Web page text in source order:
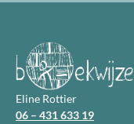
Eline Rottier
06 – 431 633 19